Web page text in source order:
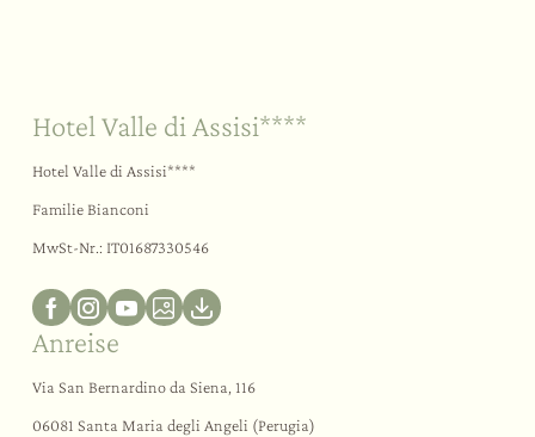
Hotel Valle di Assisi****
Hotel Valle di Assisi****
Familie Bianconi
MwSt-Nr.: IT01687330546
Anreise
Via San Bernardino da Siena, 116
06081 Santa Maria degli Angeli (Perugia)